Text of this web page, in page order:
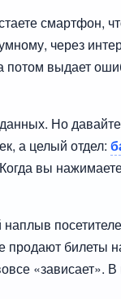
смартфон,
через
потом выдает
Но
а целый отдел:
вы
продают билеты
«зависает».